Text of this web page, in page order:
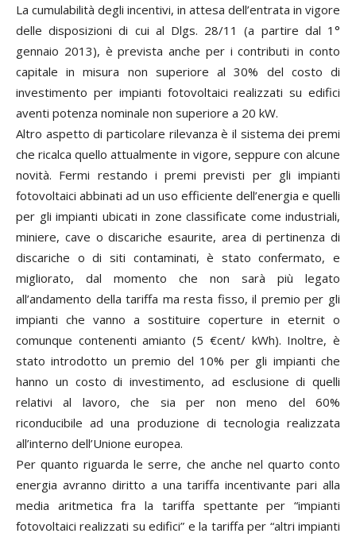
La cumulabilità degli incentivi, in attesa dell’entrata in vigore
delle disposizioni di cui al Dlgs. 28/11 (a partire dal 1°
gennaio 2013), è prevista anche per i contributi in conto
capitale in misura non superiore al 30% del costo di
investimento per impianti fotovoltaici realizzati su edifici
aventi potenza nominale non superiore a 20 kW.
Altro aspetto di particolare rilevanza è il sistema dei premi
che ricalca quello attualmente in vigore, seppure con alcune
novità. Fermi restando i premi previsti per gli impianti
fotovoltaici abbinati ad un uso efficiente dell’energia e quelli
per gli impianti ubicati in zone classificate come industriali,
miniere, cave o discariche esaurite, area di pertinenza di
discariche o di siti contaminati, è stato confermato, e
migliorato, dal momento che non sarà più legato
all’andamento della tariffa ma resta fisso, il premio per gli
impianti che vanno a sostituire coperture in eternit o
comunque contenenti amianto (5 €cent/ kWh). Inoltre, è
stato introdotto un premio del 10% per gli impianti che
hanno un costo di investimento, ad esclusione di quelli
relativi al lavoro, che sia per non meno del 60%
riconducibile ad una produzione di tecnologia realizzata
all’interno dell’Unione europea.
Per quanto riguarda le serre, che anche nel quarto conto
energia avranno diritto a una tariffa incentivante pari alla
media aritmetica fra la tariffa spettante per “impianti
fotovoltaici realizzati su edifici” e la tariffa per “altri impianti